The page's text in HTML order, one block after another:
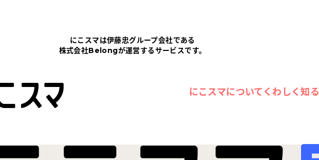
にこスマは伊藤忠グループ会社である
株式会社Belongが運営するサービスです。
にこスマについてくわしく知る